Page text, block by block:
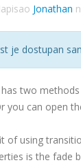
Jonathan
je dostupan
two
you can open
of using
is the fade